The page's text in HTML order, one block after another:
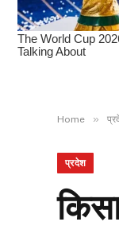
Home »
प्रदेश